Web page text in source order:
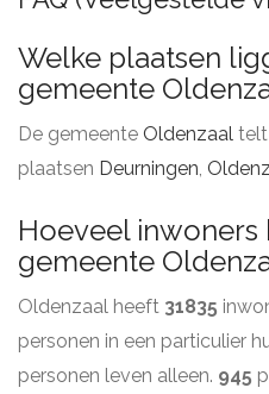
Welke plaatsen
gemeente
De gemeente Oldenzaal telt
plaatsen Deurningen,
Hoeveel inwoners
gemeente
Oldenzaal heeft 31835
personen in een particulier
personen leven alleen. 945